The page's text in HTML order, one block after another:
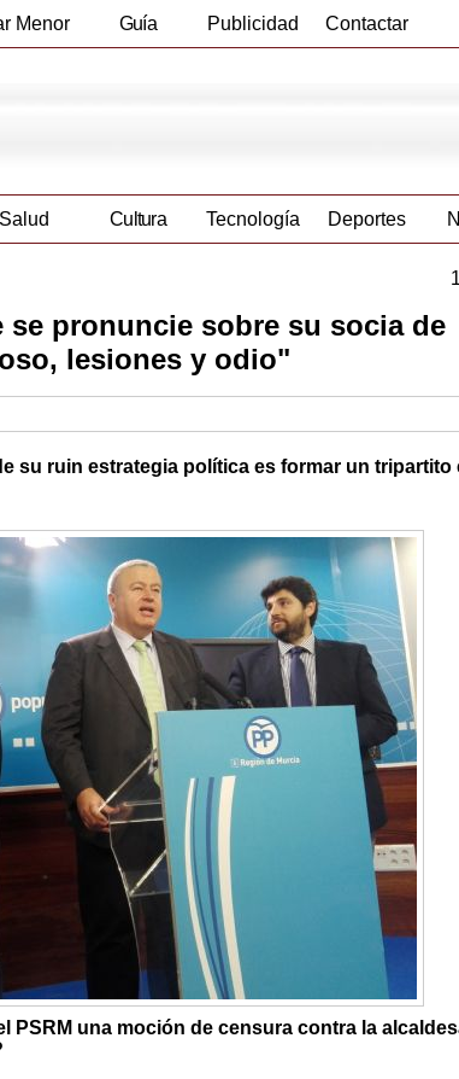
Menor Guía Publicidad Contactar
Salud Cultura Tecnología Deportes
se pronuncie sobre su socia de
lesiones y odio"
su ruin estrategia política es formar un tripartito
PSRM una moción de censura contra la